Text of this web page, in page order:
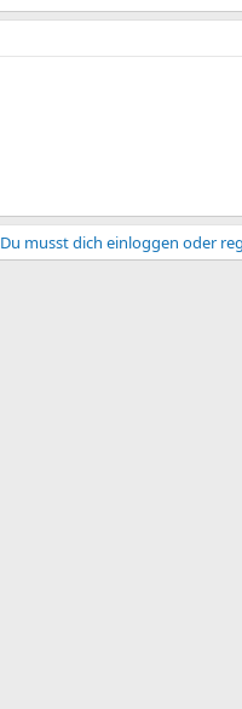
Du musst dich einloggen oder